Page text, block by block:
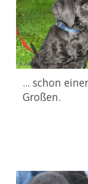
... schon
Großen.